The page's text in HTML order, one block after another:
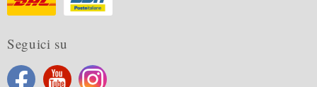
Seguici su